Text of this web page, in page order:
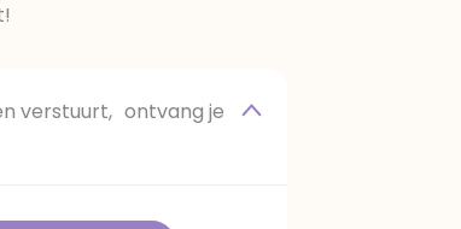
verstuurt, ontvang je